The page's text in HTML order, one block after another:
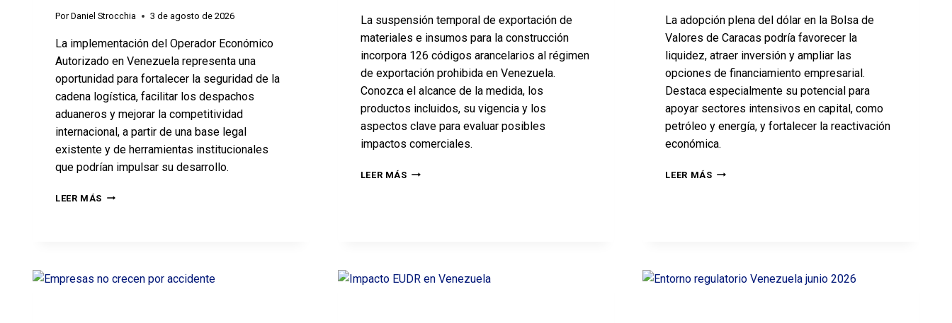
Por Daniel Strocchia 3 de agosto de 2026
La implementación del Operador Económico
Autorizado en Venezuela representa una
oportunidad para fortalecer la seguridad de la
cadena logística, facilitar los despachos
aduaneros y mejorar la competitividad
internacional, a partir de una base legal
existente y de herramientas institucionales
que podrían impulsar su desarrollo.
LEER MÁS
La suspensión temporal de exportación de
materiales e insumos para la construcción
incorpora 126 códigos arancelarios al régimen
de exportación prohibida en Venezuela.
Conozca el alcance de la medida, los
productos incluidos, su vigencia y los
aspectos clave para evaluar posibles
impactos comerciales.
LEER MÁS
La adopción plena del dólar en la Bolsa de
Valores de Caracas podría favorecer la
liquidez, atraer inversión y ampliar las
opciones de financiamiento empresarial.
Destaca especialmente su potencial para
apoyar sectores intensivos en capital, como
petróleo y energía, y fortalecer la reactivación
económica.
LEER MÁS